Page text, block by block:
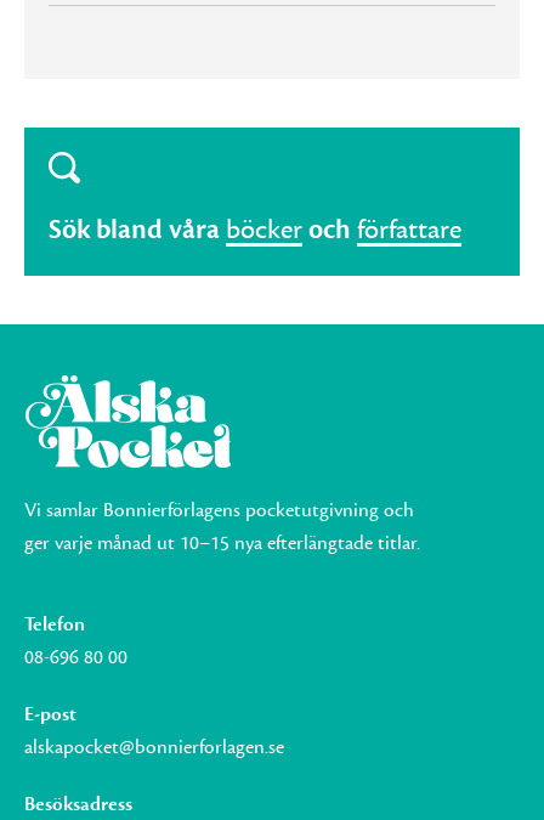
Sök bland våra böckeroch författare
Vi samlar Bonnierförlagens pocketutgivning och
ger varje månad ut 10–15 nya efterlängtade titlar.
Telefon
08-696 80 00
E-post
alskapocket@bonnierforlagen.se
Besöksadress